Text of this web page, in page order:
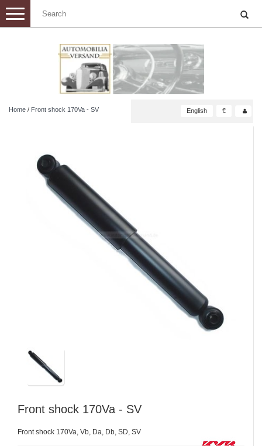
Toggle
navigation
Home / Front shock 170Va - SV English €
Front shock 170Va - SV
Front shock 170Va, Vb, Da, Db, SD, SV